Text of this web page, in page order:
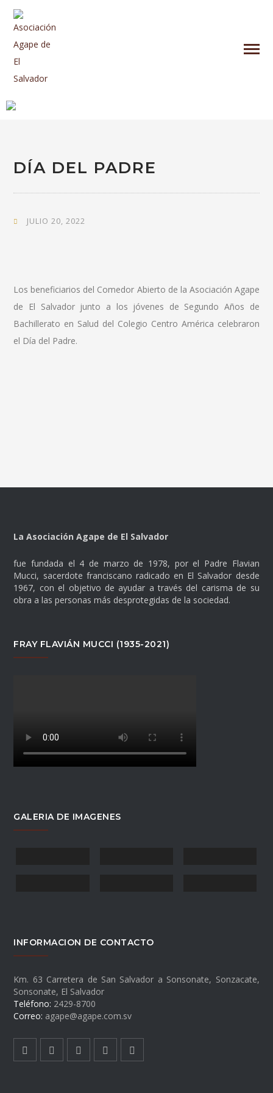
DÍA DEL PADRE
JULIO 20, 2022
Los beneficiarios del Comedor Abierto de la Asociación Agape
de El Salvador junto a los jóvenes de Segundo Años de
Bachillerato en Salud del Colegio Centro América celebraron
el Día del Padre.
La Asociación Agape de El Salvador
fue fundada el 4 de marzo de 1978, por el Padre Flavian
Mucci, sacerdote franciscano radicado en El Salvador desde
1967, con el objetivo de ayudar a través del carisma de su
obra a las personas más desprotegidas de la sociedad.
FRAY FLAVIÁN MUCCI (1935-2021)
GALERIA DE IMAGENES
INFORMACION DE CONTACTO
Km. 63 Carretera de San Salvador a Sonsonate, Sonzacate,
Sonsonate, El Salvador
Teléfono: 2429-8700
Correo: agape@agape.com.sv